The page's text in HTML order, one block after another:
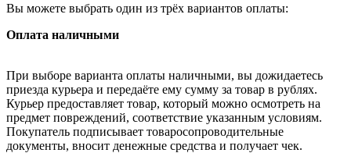
Вы можете выбрать один из трёх вариантов оплаты:
Оплата наличными
При выборе варианта оплаты наличными, вы дожидаетесь
приезда курьера и передаёте ему сумму за товар в рублях.
Курьер предоставляет товар, который можно осмотреть на
предмет повреждений, соответствие указанным условиям.
Покупатель подписывает товаросопроводительные
документы, вносит денежные средства и получает чек.